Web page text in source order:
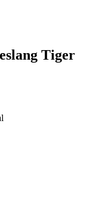
Tiger